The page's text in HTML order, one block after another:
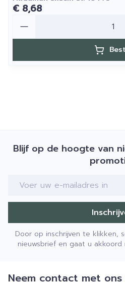
€ 8,68
Blijf op de hoogte van
E-mail adres
Door op inschrijven te klikken,
nieuwsbrief en gaat u akkoord
Neem contact met